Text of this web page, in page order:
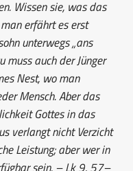
Wissen sie, was das
erfährt es erst
unterwegs „ans
muss auch der Jünger
Nest, wo man
Mensch. Aber das
Gottes in das
verlangt nicht Verzicht
Leistung; aber wer in